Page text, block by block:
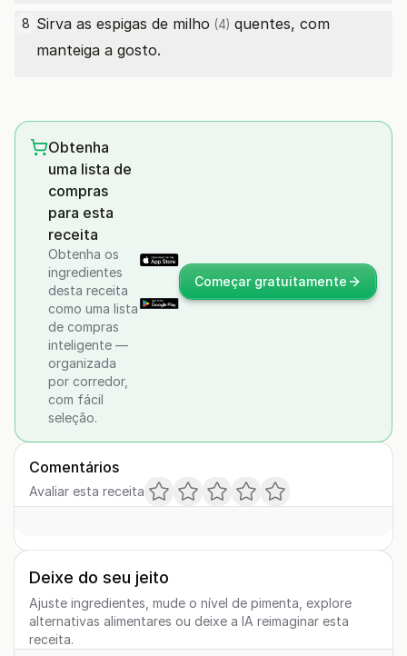
8 Sirva as espigas de milho (4) quentes, com
manteiga a gosto.
Obtenha
uma lista de
compras
para esta
receita
Obtenha os
ingredientes
desta receita
como uma lista
de compras
inteligente —
organizada
por corredor,
com fácil
seleção.
Começar gratuitamente
Comentários
Avaliar esta receita
Deixe do seu jeito
Ajuste ingredientes, mude o nível de pimenta, explore
alternativas alimentares ou deixe a IA reimaginar esta
receita.